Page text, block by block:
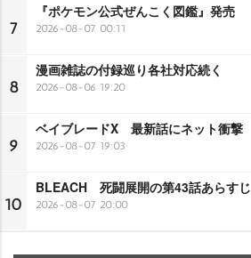
7
『ポケモン公式ぜんこく図鑑』発売
2026-08-07 00:11
8
漫画雑誌の付録巡り各社対応続く
2026-08-06 19:20
9
ベイブレードX 最新話にネット衝撃
2026-08-07 19:03
10
BLEACH 死闘展開の第43話あらすじ
2026-08-07 20:00